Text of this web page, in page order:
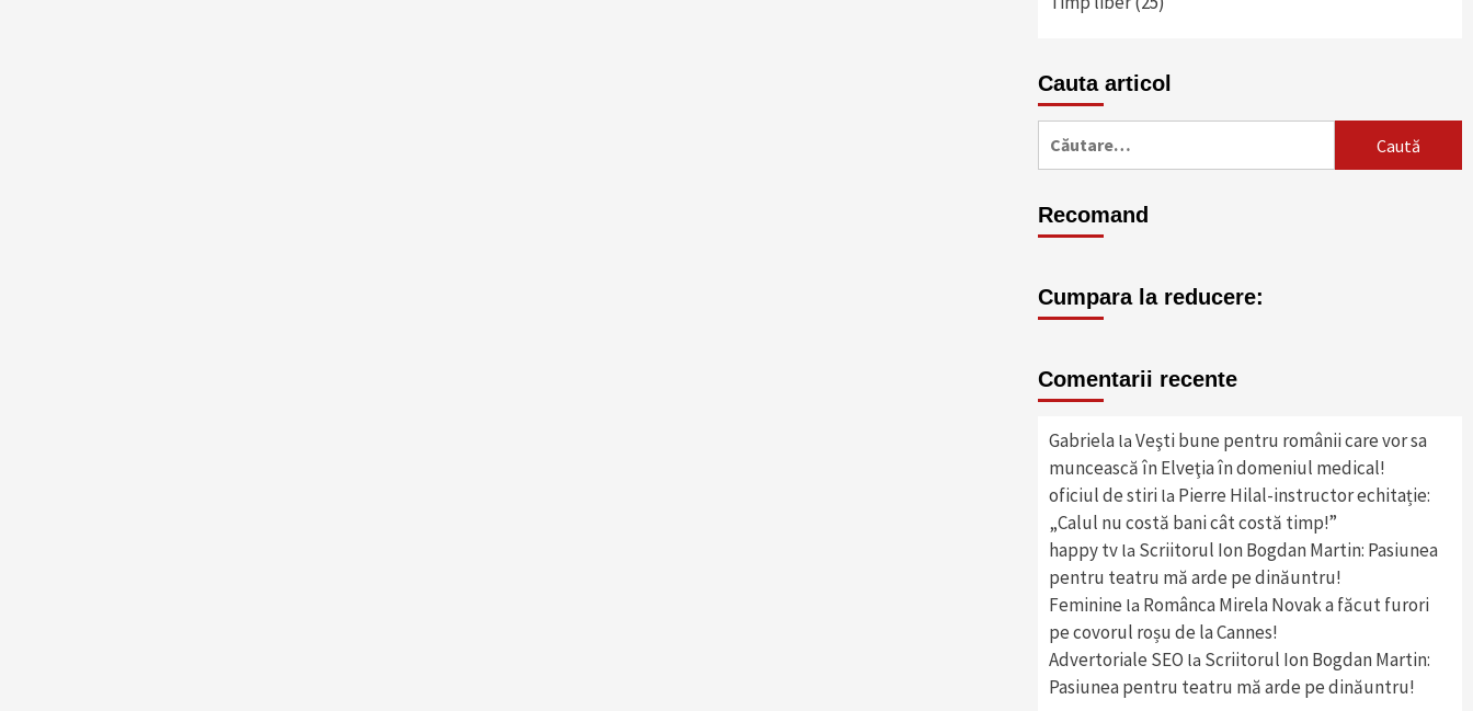
Cauta articol
Caută
Recomand
Cumpara la reducere:
Comentarii recente
Gabrielala Veşti bune pentru românii care vor sa
muncească în Elveţia în domeniul medical!
oficiul de stirila Pierre Hilal-instructor echitație:
„Calul nu costă bani cât costă timp!”
happy tvla Scriitorul Ion Bogdan Martin: Pasiunea
pentru teatru mă arde pe dinăuntru!
Feminine la Românca Mirela Novak a făcut furori
pe covorul roșu de la Cannes!
Advertoriale SEO la Scriitorul Ion Bogdan Martin:
Pasiunea pentru teatru mă arde pe dinăuntru!